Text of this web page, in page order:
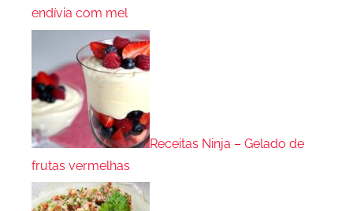
endívia com mel
Receitas Ninja – Gelado de
frutas vermelhas